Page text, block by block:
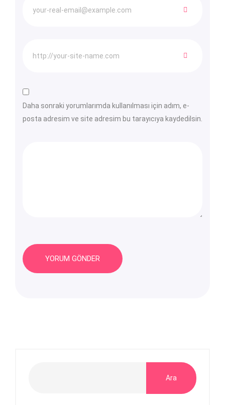
Daha sonraki yorumlarımda kullanılması için adım, e-
posta adresim ve site adresim bu tarayıcıya kaydedilsin.
Ara